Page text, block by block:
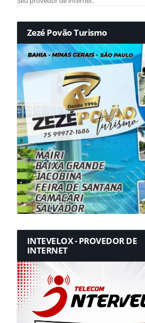
Zezé Povão Turismo
INTEVELOX - PROVEDOR DE
INTERNET